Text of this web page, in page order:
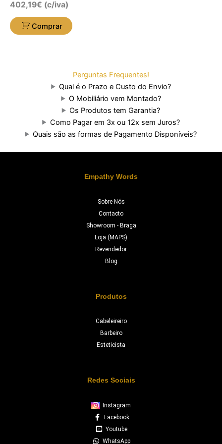
402,19€ (c/iva)
Comprar
Perguntas Frequentes!
Qual é o Prazo e Custo do Envio?
O Mobiliário vem Montado?
Os Produtos tem Garantia?
Como Pagar em 3x ou 12x sem Juros?
Quais são as formas de Pagamento Disponíveis?
Empathy Words
Sobre Nós
Contacto
Showroom - Braga
Loja (MAPS)
Revendedor
Blog
Produtos
Cabeleireiro
Barbeiro
Esteticista
Redes Sociais
Instagram
Facebook
Youtube
WhatsApp